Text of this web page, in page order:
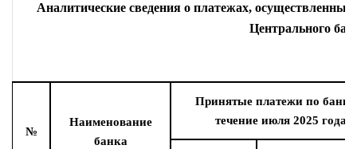
Аналитические сведения о платежах,
Центрального
№
Наименование
банка
Принятые платежи по
течение июля 2025 года